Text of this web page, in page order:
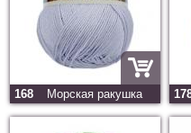
168 Морская ракушка